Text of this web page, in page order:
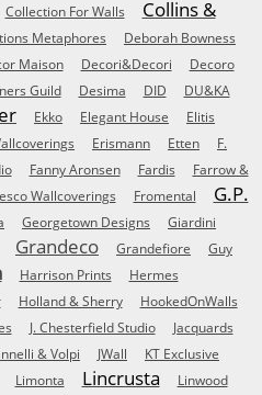
Collection For Walls
Collins &
Metaphores
Deborah Bowness
Maison Decori&Decori
Decoro
Guild Desima DID
DU&KA
Ekko Elegant House Elitis
Erismann Etten
F.
Fanny Aronsen Fardis
Farrow &
Wallcoverings Fromental
G.P.
Georgetown Designs
Giardini
Grandeco Grandefiore
Guy
Harrison Prints Hermes
Holland & Sherry HookedOnWalls
J. Chesterfield Studio
Jacquards
& Volpi JWall
KT Exclusive
Limonta Lincrusta
Linwood